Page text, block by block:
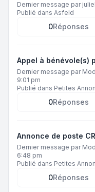
Dernier message par
Publié dans Asfeld
0Réponses
Appel à bénévole(s)
Dernier message par
9:01 pm
Publié dans Petites
0Réponses
Annonce de poste
Dernier message par
6:48 pm
Publié dans Petites
0Réponses